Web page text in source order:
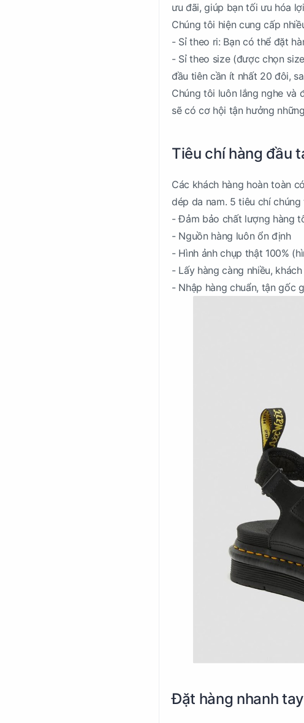
ưu đãi, giúp bạn tối ưu hóa
Chúng tôi hiện cung cấp
- Sỉ theo ri: Bạn có thể đặt
- Sỉ theo size (được chọn
đầu tiên cần ít nhất 20 đôi,
Chúng tôi luôn lắng nghe và
sẽ có cơ hội tận hưởng
Tiêu chí hàng đầu
Các khách hàng hoàn toàn
dép da nam. 5 tiêu chí
- Đảm bảo chất lượng hàng
- Nguồn hàng luôn ổn định
- Hình ảnh chụp thật 100%
- Lấy hàng càng nhiều,
- Nhập hàng chuẩn, tận gốc
Đặt hàng nhanh